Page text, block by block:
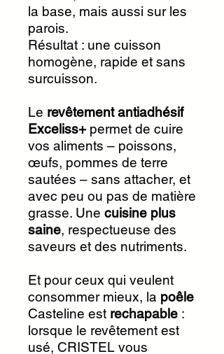
la base, mais aussi sur les
parois.
Résultat : une cuisson
homogène, rapide et sans
surcuisson.
Le revêtement antiadhésif
Exceliss+permet de cuire
vos aliments – poissons,
œufs, pommes de terre
sautées – sans attacher, et
avec peu ou pas de matière
grasse. Une cuisine plus
saine, respectueuse des
saveurs et des nutriments.
Et pour ceux qui veulent
consommer mieux, la poêle
Casteline est rechapable :
lorsque le revêtement est
usé, CRISTEL vous